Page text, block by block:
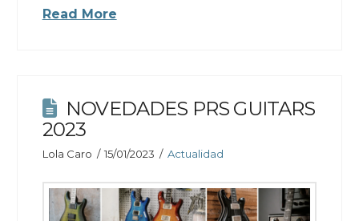
Read More
NOVEDADES PRS GUITARS
2023
Lola Caro 15/01/2023 Actualidad